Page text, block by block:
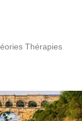
Thérapies